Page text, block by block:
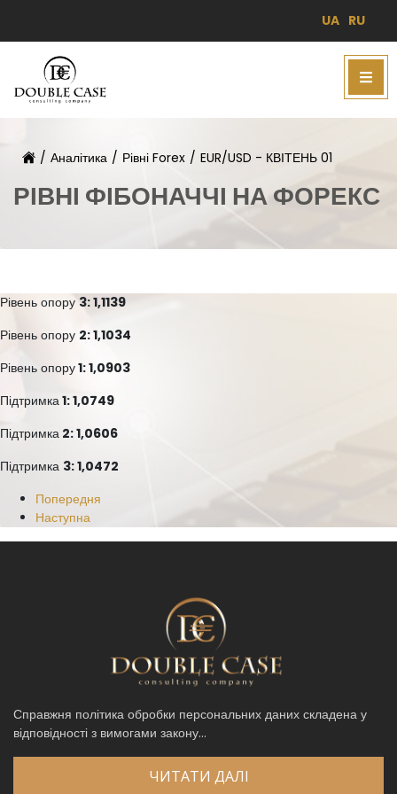
UA RU
/ Аналітика / Рівні Forex / EUR/USD - КВІТЕНЬ 01
РІВНІ ФІБОНАЧЧІ НА ФОРЕКС
Рівень опору 3: 1,1139
Рівень опору 2: 1,1034
Рівень опору1: 1,0903
Підтримка1: 1,0749
Підтримка 2: 1,0606
Підтримка 3: 1,0472
Попередня
Наступна
Справжня політика обробки персональних даних складена у
відповідності з вимогами закону...
ЧИТАТИ ДАЛІ